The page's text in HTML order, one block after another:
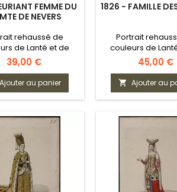
FEMME DU
DE NEVERS
rehaussé de
de Lanté et de
Gatine
Prix
39,00 €
Ajouter au panier
1826 - FAMILLE
Portrait
couleurs de
Gatine
Prix
45,00 €
 Ajouter au